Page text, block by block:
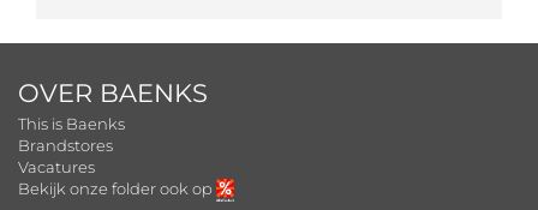
OVER BAENKS
This is Baenks
Brandstores
Vacatures
Bekijk onze folder ook op